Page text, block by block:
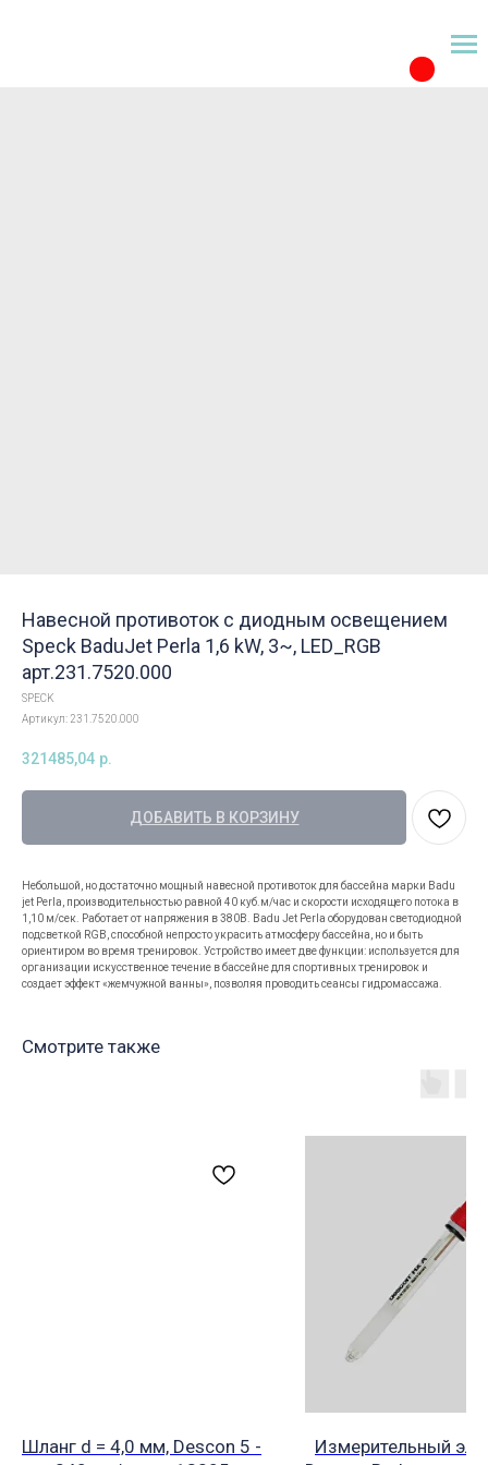
Навесной противоток с диодным освещением
Speck BaduJet Perla 1,6 kW, 3~, LED_RGB
арт.231.7520.000
SPECK
Артикул: 231.7520.000
321485,04 р.
ДОБАВИТЬ В КОРЗИНУ
Небольшой, но достаточно мощный навесной противоток для бассейна марки Badu
jet Perla, производительностью равной 40 куб.м/час и скорости исходящего потока в
1,10 м/сек. Работает от напряжения в 380В. Badu Jet Perla оборудован светодиодной
подсветкой RGB, способной непросто украсить атмосферу бассейна, но и быть
ориентиром во время тренировок. Устройство имеет две функции: используется для
организации искусственное течение в бассейне для спортивных тренировок и
создает эффект «жемчужной ванны», позволяя проводить сеансы гидромассажа.
Смотрите также
Шланг d = 4,0 мм, Descon 5 -
Измерительный